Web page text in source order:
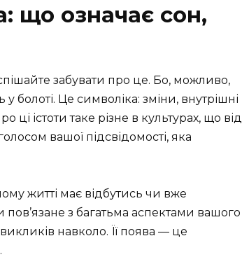
що означає сон,
забувати про це. Бо, можливо,
болоті. Це символіка: зміни, внутрішні
істоти таке різне в культурах, що від
вашої підсвідомості, яка
житті має відбутись чи вже
з багатьма аспектами вашого
навколо. Її поява — це